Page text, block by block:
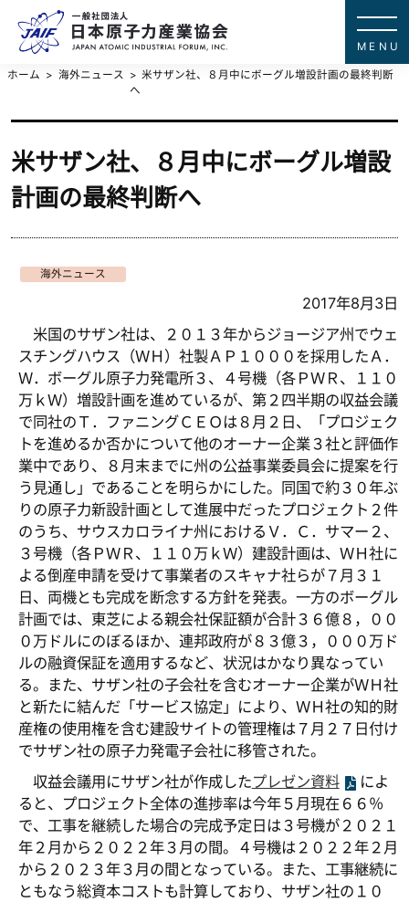
ホーム 海外ニュース
米サザン社、８月中にボーグル増設計画の最終判断
へ
米サザン社、８月中にボーグル増設
計画の最終判断へ
海外ニュース
2017年8月3日
米国のサザン社は、２０１３年からジョージア州でウェ
スチングハウス（ＷＨ）社製ＡＰ１０００を採用したＡ．
Ｗ．ボーグル原子力発電所３、４号機（各ＰＷＲ、１１０
万ｋＷ）増設計画を進めているが、第２四半期の収益会議
で同社のＴ．ファニングＣＥＯは８月２日、「プロジェク
トを進めるか否かについて他のオーナー企業３社と評価作
業中であり、８月末までに州の公益事業委員会に提案を行
う見通し」であることを明らかにした。同国で約３０年ぶ
りの原子力新設計画として進展中だったプロジェクト２件
のうち、サウスカロライナ州におけるＶ．Ｃ．サマー２、
３号機（各ＰＷＲ、１１０万ｋＷ）建設計画は、ＷＨ社に
よる倒産申請を受けて事業者のスキャナ社らが７月３１
日、両機とも完成を断念する方針を発表。一方のボーグル
計画では、東芝による親会社保証額が合計３６億８，００
０万ドルにのぼるほか、連邦政府が８３億３，０００万ド
ルの融資保証を適用するなど、状況はかなり異なってい
る。また、サザン社の子会社を含むオーナー企業がＷＨ社
と新たに結んだ「サービス協定」により、ＷＨ社の知的財
産権の使用権を含む建設サイトの管理権は７月２７日付け
でサザン社の原子力発電子会社に移管された。
収益会議用にサザン社が作成したプレゼン資料
によ
ると、プロジェクト全体の進捗率は今年５月現在６６％
で、工事を継続した場合の完成予定日は３号機が２０２１
年２月から２０２２年３月の間。４号機は２０２２年２月
から２０２３年３月の間となっている。また、工事継続に
ともなう総資本コストも計算しており、サザン社の１０